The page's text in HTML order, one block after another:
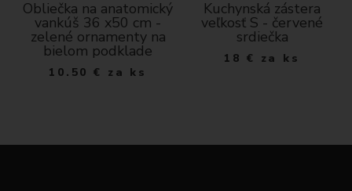
Obliečka na anatomický
vankúš 36 x50 cm -
zelené ornamenty na
bielom podklade
10.50 € za ks
Kuchynská zástera
veľkosť S - červené
srdiečka
18 € za ks